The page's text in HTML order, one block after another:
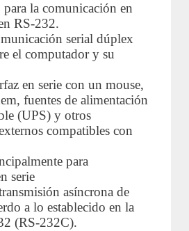
para la comunicación en
RS-232.
serial dúplex
el computador y su
en serie con un mouse,
fuentes de alimentación
(UPS) y otros
compatibles con
para
serie
asíncrona de
a lo establecido en la
(RS-232C).